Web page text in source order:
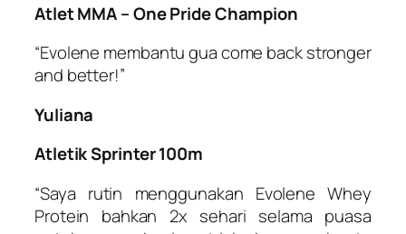
Atlet MMA – One Pride Champion
“Evolene membantu gua come back stronger
and better!”
Yuliana
Atletik Sprinter 100m
“Saya rutin menggunakan Evolene Whey
Protein bahkan 2x sehari selama puasa